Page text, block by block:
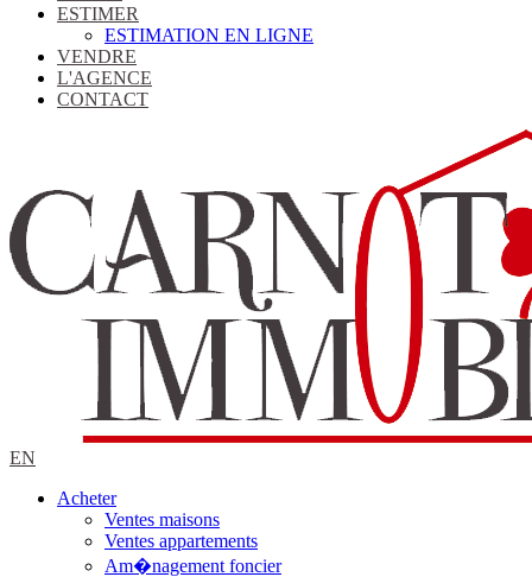
ESTIMER
ESTIMATION EN LIGNE
VENDRE
L'AGENCE
CONTACT
EN
Acheter
Ventes maisons
Ventes appartements
Am�nagement foncier